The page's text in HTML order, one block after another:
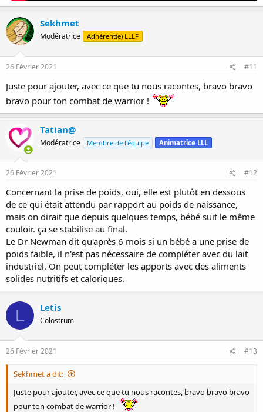
Sekhmet
Modératrice Adhérent(e) LLLF
26 Février 2021 #11
Juste pour ajouter, avec ce que tu nous racontes, bravo bravo
bravo pour ton combat de warrior !
Tatian@
Modératrice Membre de l'équipe Animatrice LLL
26 Février 2021 #12
Concernant la prise de poids, oui, elle est plutôt en dessous
de ce qui était attendu par rapport au poids de naissance,
mais on dirait que depuis quelques temps, bébé suit le même
couloir. ça se stabilise au final.
Le Dr Newman dit qu'après 6 mois si un bébé a une prise de
poids faible, il n'est pas nécessaire de compléter avec du lait
industriel. On peut compléter les apports avec des aliments
solides nutritifs et caloriques.
L Letis
Colostrum
26 Février 2021 #13
Sekhmet a dit:
Juste pour ajouter, avec ce que tu nous racontes, bravo bravo bravo
pour ton combat de warrior !